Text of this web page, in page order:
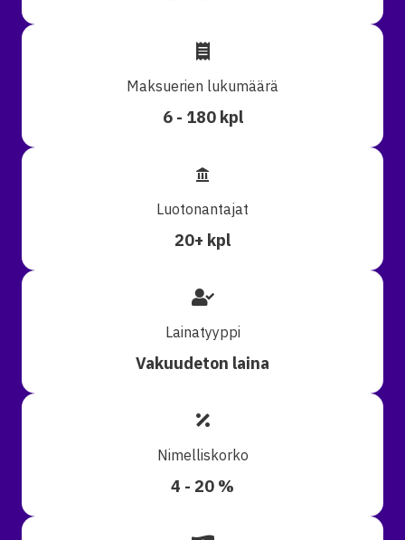
Maksuerien lukumäärä
6 - 180 kpl
Luotonantajat
20+ kpl
Lainatyyppi
Vakuudeton laina
Nimelliskorko
4 - 20 %